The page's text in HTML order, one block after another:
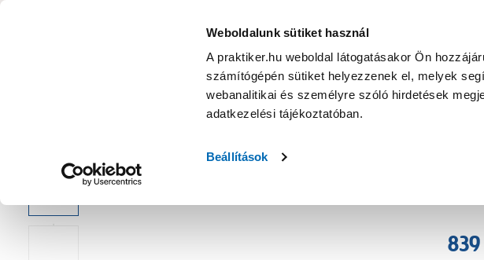
Weboldalunk sütiket használ
A praktiker.hu weboldal látogatásakor Ön
számítógépén sütiket helyezzenek el, melyek
webanalitikai és személyre szóló hirdetések
adatkezelési tájékoztatóban.
Beállítások
KATEGÓRIÁK
Nyereményjáték Praktiker Professional